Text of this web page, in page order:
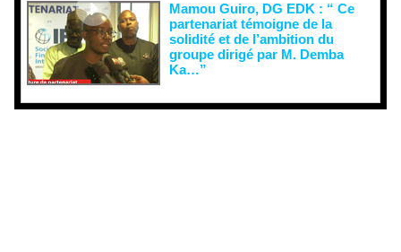
Mamou Guiro, DG EDK : “ Ce
partenariat témoigne de la
solidité et de l’ambition du
groupe dirigé par M. Demba
Ka…”